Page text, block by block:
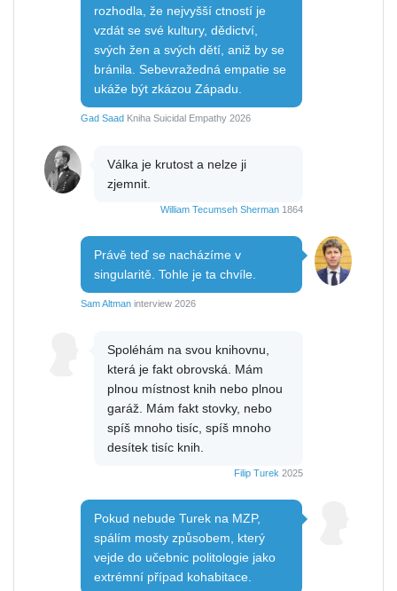
rozhodla, že nejvyšší ctností je
vzdát se své kultury, dědictví,
svých žen a svých dětí, aniž by se
bránila. Sebevražedná empatie se
ukáže být zkázou Západu.
Gad Saad Kniha Suicidal Empathy 2026
Válka je krutost a nelze ji
zjemnit.
William Tecumseh Sherman 1864
Právě teď se nacházíme v
singularitě. Tohle je ta chvíle.
Sam Altman interview 2026
Spoléhám na svou knihovnu,
která je fakt obrovská. Mám
plnou místnost knih nebo plnou
garáž. Mám fakt stovky, nebo
spíš mnoho tisíc, spíš mnoho
desítek tisíc knih.
Filip Turek 2025
Pokud nebude Turek na MZP,
spálím mosty způsobem, který
vejde do učebnic politologie jako
extrémní případ kohabitace.